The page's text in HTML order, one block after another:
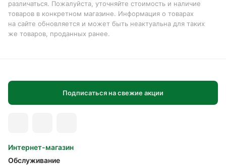
различаться. Пожалуйста, уточняйте стоимость и наличие
товаров в конкретном магазине. Информация о товарах
на сайте обновляется и может быть неактуальна для таких
же товаров, проданных ранее.
Подписаться на свежие акции
Интернет-магазин
Обслуживание